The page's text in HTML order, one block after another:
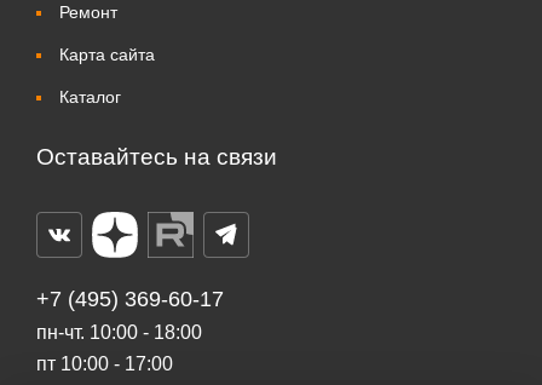
Ремонт
Карта сайта
Каталог
Оставайтесь на связи
+7 (495) 369-60-17
пн-чт. 10:00 - 18:00
пт 10:00 - 17:00